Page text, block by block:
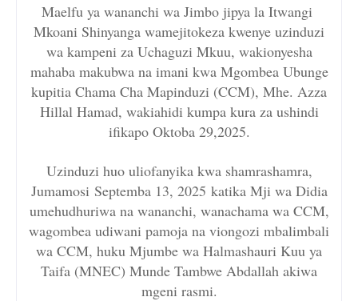
Maelfu ya wananchi wa Jimbo jipya la Itwangi
Mkoani Shinyanga wamejitokeza kwenye uzinduzi
wa kampeni za Uchaguzi Mkuu, wakionyesha
mahaba makubwa na imani kwa Mgombea Ubunge
kupitia Chama Cha Mapinduzi (CCM), Mhe. Azza
Hillal Hamad, wakiahidi kumpa kura za ushindi
ifikapo Oktoba 29,2025.
Uzinduzi huo uliofanyika kwa shamrashamra,
Jumamosi Septemba 13, 2025 katika Mji wa Didia
umehudhuriwa na wananchi, wanachama wa CCM,
wagombea udiwani pamoja na viongozi mbalimbali
wa CCM, huku Mjumbe wa Halmashauri Kuu ya
Taifa (MNEC) Munde Tambwe Abdallah akiwa
mgeni rasmi.